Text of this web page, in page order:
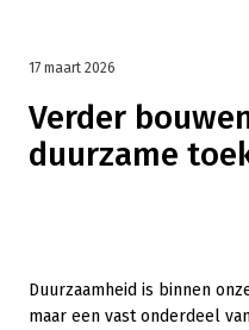
Verder
duurzame
17 maart 2026
Duurzaamheid is binnen
maar een vast onderdeel